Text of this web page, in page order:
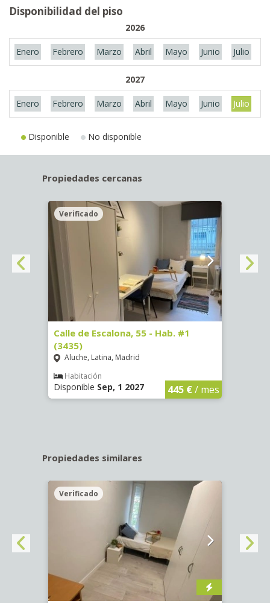
Disponibilidad del piso
2026
Enero Febrero Marzo Abril Mayo Junio Julio
2027
Enero Febrero Marzo Abril Mayo Junio Julio
Disponible No disponible
Propiedades cercanas
Verificado
Calle de Escalona, 55 - Hab. #1
(3435)
Aluche, Latina, Madrid
Habitación
Disponible Sep, 1 2027 445 €/ mes
Propiedades similares
Verificado